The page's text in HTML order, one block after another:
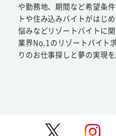
や勤務地、期間など希望条
トや住み込みバイトがはじ
悩みなどリゾートバイトに
業界No.1のリゾートバイト
りのお仕事探しと夢の実現を